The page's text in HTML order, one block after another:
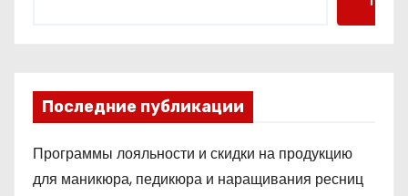
Последние публикации
Программы лояльности и скидки на продукцию
для маникюра, педикюра и наращивания ресниц